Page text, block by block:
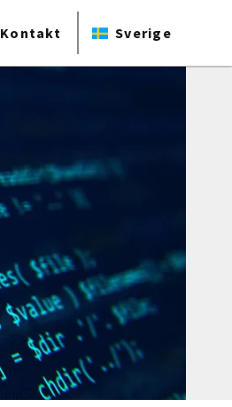
Kontakt Sverige